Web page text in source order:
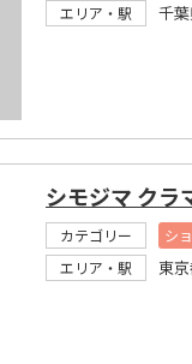
エリア・駅
千
シモジマ クラ
カテゴリー シ
エリア・駅
東